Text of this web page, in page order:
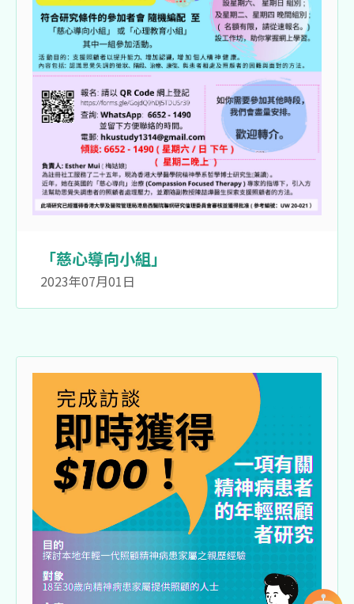
「慈心導向小組」
2023年07月01日